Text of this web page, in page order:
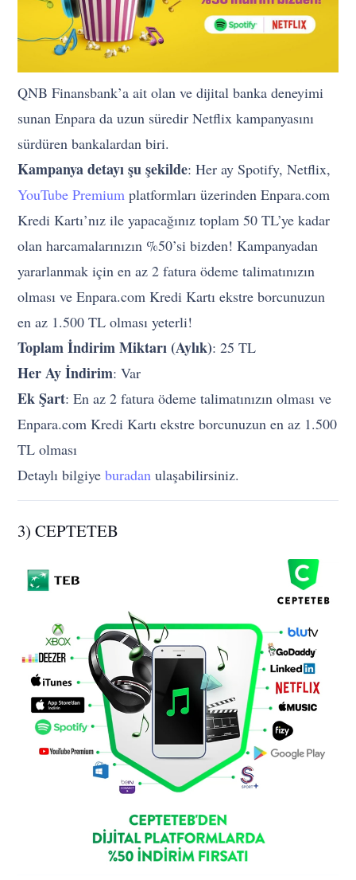
QNB Finansbank’a ait olan ve dijital banka deneyimi
sunan Enpara da uzun süredir Netflix kampanyasını
sürdüren bankalardan biri.
Kampanya detayı şu şekilde: Her ay Spotify, Netflix,
YouTube Premium platformları üzerinden Enpara.com
Kredi Kartı’nız ile yapacağınız toplam 50 TL’ye kadar
olan harcamalarınızın %50’si bizden! Kampanyadan
yararlanmak için en az 2 fatura ödeme talimatınızın
olması ve Enpara.com Kredi Kartı ekstre borcunuzun
en az 1.500 TL olması yeterli!
Toplam İndirim Miktarı (Aylık): 25 TL
Her Ay İndirim: Var
Ek Şart: En az 2 fatura ödeme talimatınızın olması ve
Enpara.com Kredi Kartı ekstre borcunuzun en az 1.500
TL olması
Detaylı bilgiyeburadan ulaşabilirsiniz.
3) CEPTETEB